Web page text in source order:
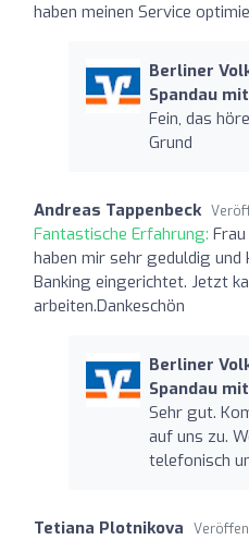
haben meinen Service
Berliner
Spandau
Fein, das
Grund
Andreas Tappenbeck
Fantastische Erfahrung:
haben mir sehr geduldig und
Banking eingerichtet. Jetzt
arbeiten.Dankeschön
Berliner
Spandau
Sehr gut.
auf uns zu.
telefonisch
Tetiana Plotnikova